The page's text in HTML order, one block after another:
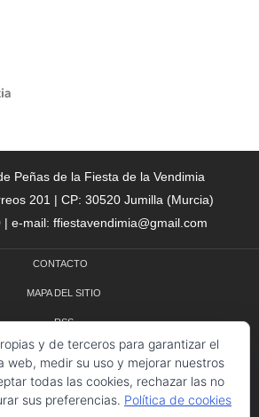
Peñas de la Fiesta de la Vendimia
201 | CP: 30520 Jumilla (Murcia)
| e-mail: ffiestavendimia@gmail.com
CONTACTO
MAPA DEL SITIO
RSS
CRÉDITOS
POLÍTICA DE COOKIES
y de terceros para garantizar el
web, medir su uso y mejorar nuestros
todas las cookies, rechazar las no
sus preferencias. Política de cookies